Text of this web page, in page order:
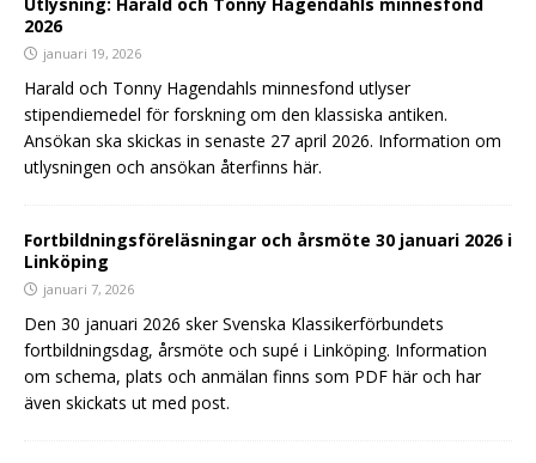
Utlysning: Harald och Tonny Hagendahls minnesfond
2026
januari 19, 2026
Harald och Tonny Hagendahls minnesfond utlyser
stipendiemedel för forskning om den klassiska antiken.
Ansökan ska skickas in senaste 27 april 2026. Information om
utlysningen och ansökan återfinns här.
Fortbildningsföreläsningar och årsmöte 30 januari 2026 i
Linköping
januari 7, 2026
Den 30 januari 2026 sker Svenska Klassikerförbundets
fortbildningsdag, årsmöte och supé i Linköping. Information
om schema, plats och anmälan finns som PDF här och har
även skickats ut med post.